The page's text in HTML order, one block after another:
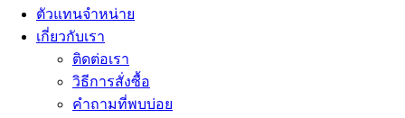
ตัวแทนจำหน่าย
เกี่ยวกับเรา
ติดต่อเรา
วิธีการสั่งซื้อ
คำถามที่พบบ่อย